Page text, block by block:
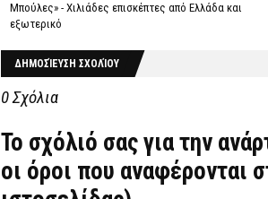
Μπούλες» - Χιλιάδες επισκέπτες από Ελλάδα και
εξωτερικό
ΔΗΜΟΣΊΕΥΣΗ ΣΧΟΛΊΟΥ
0 Σχόλια
Το σχόλιό σας για την
οι όροι που αναφέρονται